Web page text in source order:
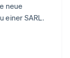
neue
einer SARL.